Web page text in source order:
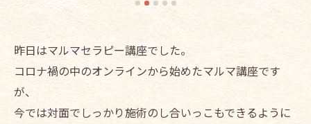
昨日はマルマセラピー講座でした。
コロナ禍の中のオンラインから始めたマルマ講座です
が、
今では対面でしっかり施術のし合いっこもできるように